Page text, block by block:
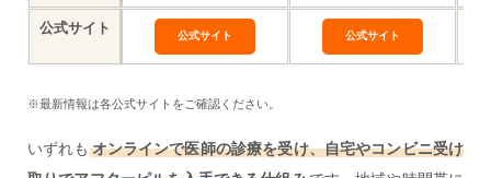
公式サイト 公式サイト 公式サイト
※最新情報は各公式サイトをご確認ください。
いずれも オンラインで医師の診療を受け、自宅やコンビニ受け